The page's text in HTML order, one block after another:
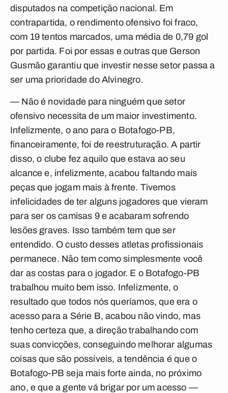
disputados na competição nacional. Em
contrapartida, o rendimento ofensivo foi fraco,
com 19 tentos marcados, uma média de 0,79 gol
por partida. Foi por essas e outras que Gerson
Gusmão garantiu que investir nesse setor passa a
ser uma prioridade do Alvinegro.
— Não é novidade para ninguém que setor
ofensivo necessita de um maior investimento.
Infelizmente, o ano para o Botafogo-PB,
financeiramente, foi de reestruturação. A partir
disso, o clube fez aquilo que estava ao seu
alcance e, infelizmente, acabou faltando mais
peças que jogam mais à frente. Tivemos
infelicidades de ter alguns jogadores que vieram
para ser os camisas 9 e acabaram sofrendo
lesões graves. Isso também tem que ser
entendido. O custo desses atletas profissionais
permanece. Não tem como simplesmente você
dar as costas para o jogador. E o Botafogo-PB
trabalhou muito bem isso. Infelizmente, o
resultado que todos nós queríamos, que era o
acesso para a Série B, acabou não vindo, mas
tenho certeza que, a direção trabalhando com
suas convicções, conseguindo melhorar algumas
coisas que são possíveis, a tendência é que o
Botafogo-PB seja mais forte ainda, no próximo
ano, e que a gente vá brigar por um acesso —